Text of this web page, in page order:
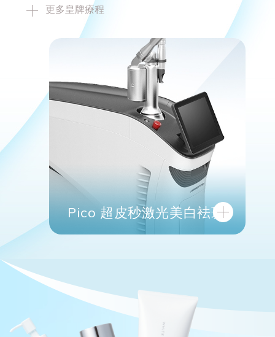
更多皇牌療程
Pico 超皮秒激光美白袪斑